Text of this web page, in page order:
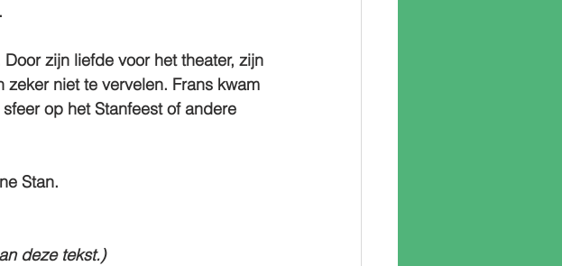
zijn liefde voor het theater, zijn
niet te vervelen. Frans kwam
op het Stanfeest of andere
Stan.
deze tekst.)